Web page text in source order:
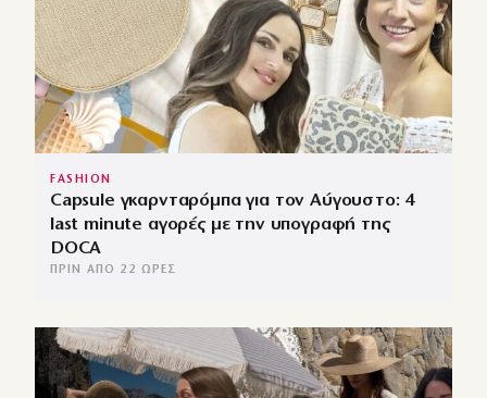
FASHION
Capsule γκαρνταρόμπα για τον Αύγουστο: 4
last minute αγορές με την υπογραφή της
DOCA
ΠΡΙΝ ΑΠΌ 22 ΏΡΕΣ